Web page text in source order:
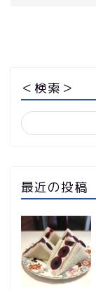
＜検索＞
最近の投稿